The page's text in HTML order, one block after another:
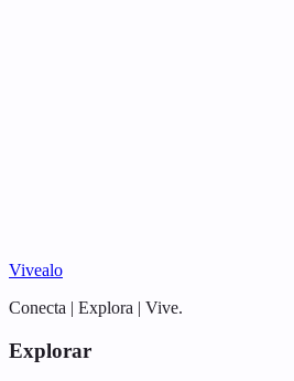
Vivealo
Conecta | Explora | Vive.
Explorar